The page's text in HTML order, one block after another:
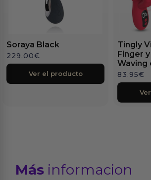
Soraya Black
229.00€
Ver el producto
Tingly
Finger
Waving
83.95€
Más informacion